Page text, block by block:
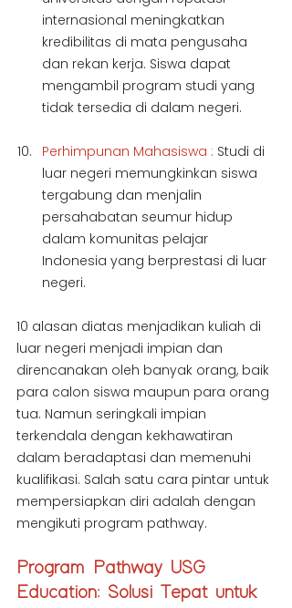
internasional meningkatkan
kredibilitas di mata pengusaha
dan rekan kerja. Siswa dapat
mengambil program studi yang
tidak tersedia di dalam negeri.
Perhimpunan Mahasiswa : Studi di
luar negeri memungkinkan siswa
tergabung dan menjalin
persahabatan seumur hidup
dalam komunitas pelajar
Indonesia yang berprestasi di luar
negeri.
10 alasan diatas menjadikan kuliah di
luar negeri menjadi impian dan
direncanakan oleh banyak orang, baik
para calon siswa maupun para orang
tua. Namun seringkali impian
terkendala dengan kekhawatiran
dalam beradaptasi dan memenuhi
kualifikasi. Salah satu cara pintar untuk
mempersiapkan diri adalah dengan
mengikuti program pathway.
Program Pathway USG
Education: Solusi Tepat untuk